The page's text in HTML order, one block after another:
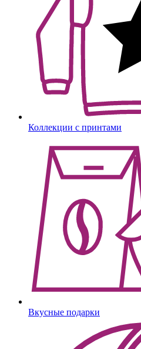
Коллекции с принтами
Вкусные подарки